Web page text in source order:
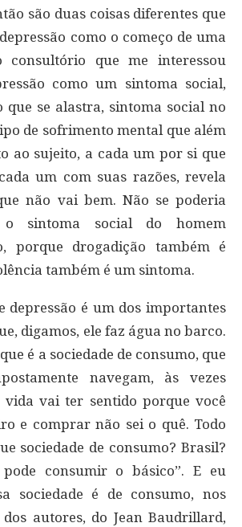
são duas coisas diferentes que
como o começo de uma
consultório que me interessou
como um sintoma social,
que se alastra, sintoma social no
de sofrimento mental que além
ao sujeito, a cada um por si que
um com suas razões, revela
não vai bem. Não se poderia
sintoma social do homem
porque drogadição também é
também é um sintoma.
depressão é um dos importantes
digamos, ele faz água no barco.
é a sociedade de consumo, que
navegam, às vezes
vida vai ter sentido porque você
e comprar não sei o quê. Todo
sociedade de consumo? Brasil?
consumir o básico”. E eu
sociedade é de consumo, nos
autores, do Jean Baudrillard,